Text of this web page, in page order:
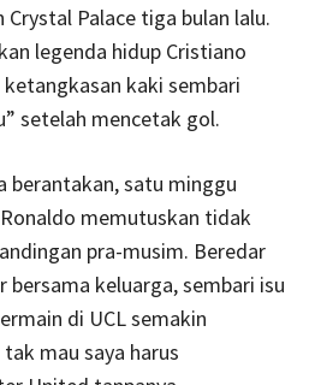
Palace tiga bulan lalu.
legenda hidup Cristiano
kaki sembari
setelah mencetak gol.
berantakan, satu minggu
memutuskan tidak
pra-musim. Beredar
bersama keluarga, sembari isu
di UCL semakin
mau saya harus